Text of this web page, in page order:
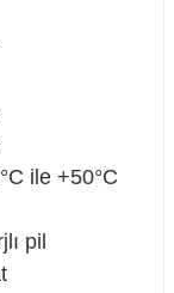
ile +50°C
pil